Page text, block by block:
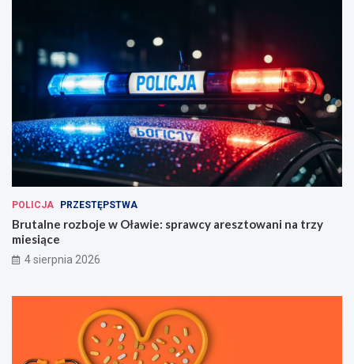
POLICJA PRZESTĘPSTWA
Brutalne rozboje w Oławie: sprawcy aresztowani na trzy
miesiące
4 sierpnia 2026